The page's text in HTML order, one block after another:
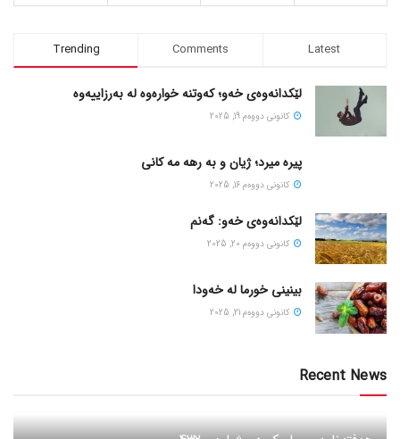
Trending Comments Latest
لێکدانەوەی خەو؛ کەوتنە خوارەوە لە بەرزاییەوە
كانونی دووه‌م 19, 2025
پیره میرد؛ ژیان و به رهه مه کانی
كانونی دووه‌م 16, 2025
لێکدانەوەی خەو: گەنم
كانونی دووه‌م 20, 2025
بینینی خورما لە خەودا
كانونی دووه‌م 21, 2025
Recent News